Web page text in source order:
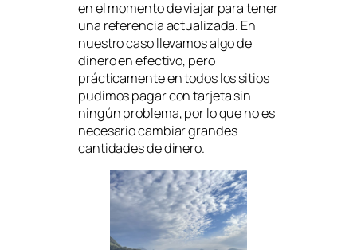
en el momento de viajar para tener
una referencia actualizada. En
nuestro caso llevamos algo de
dinero en efectivo, pero
prácticamente en todos los sitios
pudimos pagar con tarjeta sin
ningún problema, por lo que no es
necesario cambiar grandes
cantidades de dinero.